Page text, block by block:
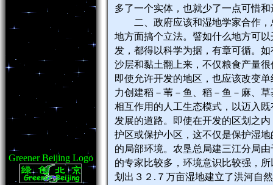
Greener Beijing Logo
多了一个实体，也就少了一点可惜和
二、政府应该和湿地学家合作，
地方面搞个立法。譬如什么地方可
发，都得以科学为据，有章可循。
沙层和黏土翻上来，不仅粮食产量
即使允许开发的地区，也应该改变
力创建稻－苇－鱼、稻－鱼－麻、
相互作用的人工生态模式，以迈入
发展的道路。即使在开发的区划之
护区或保护小区，这不仅是保护湿
的局部环境。农垦总局建三江分局
的专家比较多，环境意识比较强，
划出３２.７万亩湿地建立了洪河自